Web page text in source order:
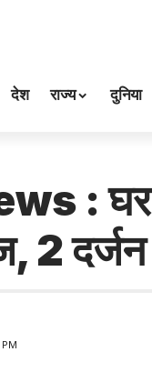
देश राज्य दुनिया
: घर
2